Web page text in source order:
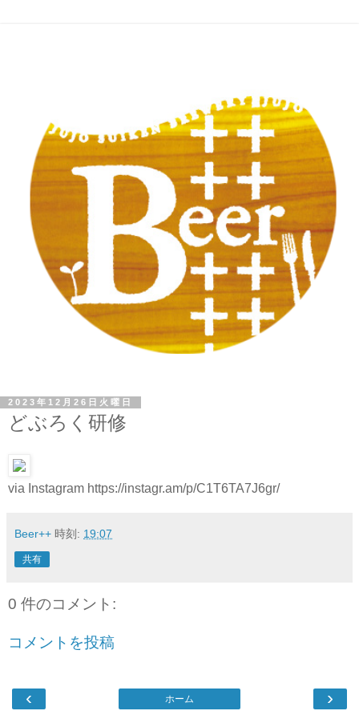
2023年12月26日火曜日
どぶろく研修
via Instagram https://instagr.am/p/C1T6TA7J6gr/
Beer++ 時刻: 19:07
共有
0 件のコメント:
コメントを投稿
‹ ›
ホーム